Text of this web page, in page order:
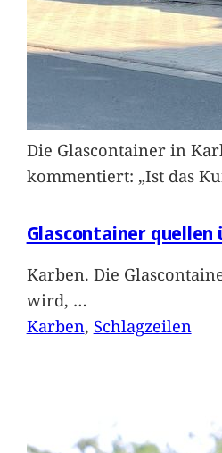
Die Glascontainer in
kommentiert: „Ist das
Glascontainer quellen
Karben. Die
wird, …
Karben, Schlagzeilen